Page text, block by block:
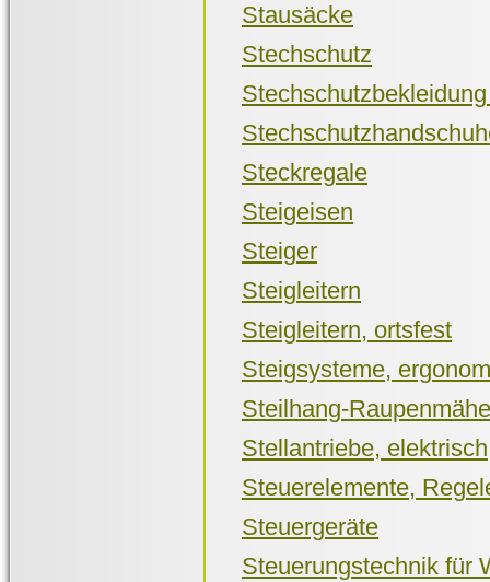
Stausäcke
Stechschutz
Steckregale
Steigeisen
Steiger
Steigleitern
Steigleitern, ortsfest
Steigsysteme,
Steilhang-
Stellantriebe,
Steuerelemente,
Steuergeräte
Steuerungstechnik für